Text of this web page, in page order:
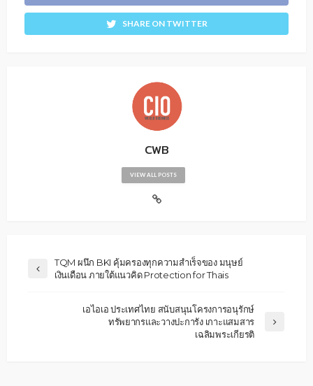
SHARE ON TWITTER
CWB
VIEW ALL POSTS
TQM ผนึก BKI คุ้มครองทุกความสำเร็จของ มนุษย์
เงินเดือน ภายใต้แนวคิด Protection for Thais
เอไอเอ ประเทศไทย สนับสนุนโครงการอนุรักษ์
ทรัพยากรและวางปะการัง เกาะแสมสาร
เฉลิมพระเกียรติ